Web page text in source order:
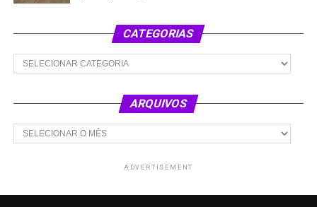
CATEGORIAS
Categorias
ARQUIVOS
Arquivos
ADVERTISEMENT